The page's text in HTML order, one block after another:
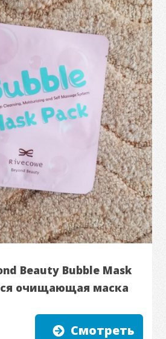
Beauty Bubble Mask
очищающая маска
Смотреть